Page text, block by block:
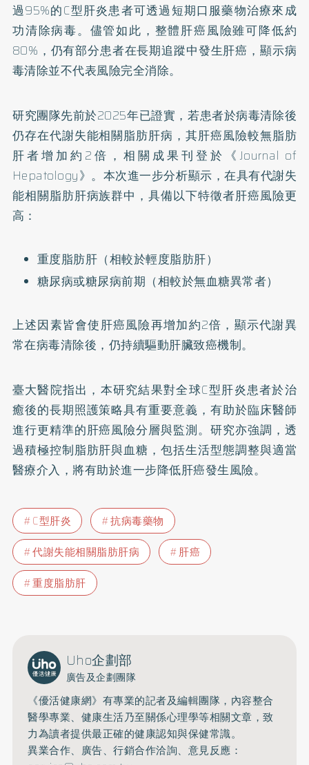
過95%的C型肝炎患者可透過短期口服藥物治療來成
功清除病毒。儘管如此，整體肝癌風險雖可降低約
80%，仍有部分患者在長期追蹤中發生肝癌，顯示病
毒清除並不代表風險完全消除。
研究團隊先前於2025年已證實，若患者於病毒清除後
仍存在代謝失能相關脂肪肝病，其肝癌風險較無脂肪
肝者增加約2倍，相關成果刊登於《Journal of
Hepatology》。本次進一步分析顯示，在具有代謝失
能相關脂肪肝病族群中，具備以下特徵者肝癌風險更
高：
重度脂肪肝（相較於輕度脂肪肝）
糖尿病或糖尿病前期（相較於無血糖異常者）
上述因素皆會使肝癌風險再增加約2倍，顯示代謝異
常在病毒清除後，仍持續驅動肝臟致癌機制。
臺大醫院指出，本研究結果對全球C型肝炎患者於治
癒後的長期照護策略具有重要意義，有助於臨床醫師
進行更精準的肝癌風險分層與監測。研究亦強調，透
過積極控制脂肪肝與血糖，包括生活型態調整與適當
醫療介入，將有助於進一步降低肝癌發生風險。
C型肝炎
抗病毒藥物
代謝失能相關脂肪肝病
肝癌
重度脂肪肝
Uho企劃部
廣告及企劃團隊
《優活健康網》有專業的記者及編輯團隊，內容整合
醫學專業、健康生活乃至關係心理學等相關文章，致
力為讀者提供最正確的健康認知與保健常識。
異業合作、廣告、行銷合作洽詢、意見反應：